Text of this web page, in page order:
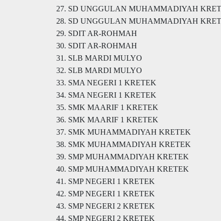
27. SD UNGGULAN MUHAMMADIYAH
28. SD UNGGULAN MUHAMMADIYAH
29. SDIT AR-ROHMAH
30. SDIT AR-ROHMAH
31. SLB MARDI MULYO
32. SLB MARDI MULYO
33. SMA NEGERI 1 KRETEK
34. SMA NEGERI 1 KRETEK
35. SMK MAARIF 1 KRETEK
36. SMK MAARIF 1 KRETEK
37. SMK MUHAMMADIYAH KRETEK
38. SMK MUHAMMADIYAH KRETEK
39. SMP MUHAMMADIYAH KRETEK
40. SMP MUHAMMADIYAH KRETEK
41. SMP NEGERI 1 KRETEK
42. SMP NEGERI 1 KRETEK
43. SMP NEGERI 2 KRETEK
44. SMP NEGERI 2 KRETEK